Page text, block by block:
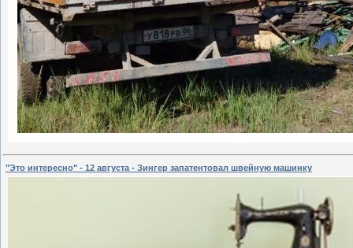
"Это интересно" - 12 августа - Зингер запатентовал швейную машинку